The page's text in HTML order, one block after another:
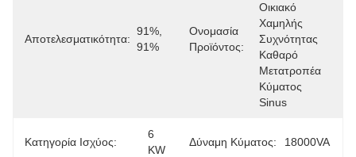
Αποτελεσματικότητα:
91%,
91%
Ονομασία
Προϊόντος:
Οικιακό
Χαμηλής
Συχνότητας
Καθαρό
Μετατροπέα
Κύματος
Sinus
Κατηγορία Ισχύος:
6
KW
Δύναμη Κύματος: 18000VA